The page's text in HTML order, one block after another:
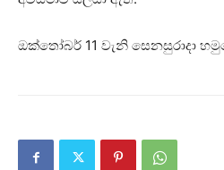
ඔක්තෝබර් 11 වැනි සෙනසුරාදා